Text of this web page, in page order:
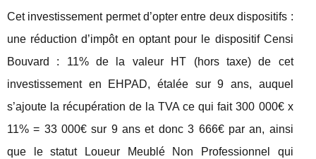
Cet investissement permet d’opter entre deux dispositifs :
une réduction d’impôt en optant pour le dispositif Censi
Bouvard : 11% de la valeur HT (hors taxe) de cet
investissement en EHPAD, étalée sur 9 ans, auquel
s’ajoute la récupération de la TVA ce qui fait 300 000€ x
11% = 33 000€ sur 9 ans et donc 3 666€ par an, ainsi
que le statut Loueur Meublé Non Professionnel qui